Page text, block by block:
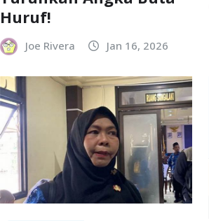
Huruf!
Joe Rivera Jan 16, 2026